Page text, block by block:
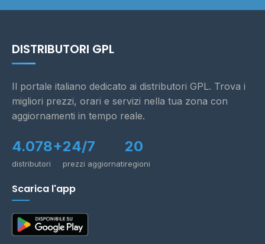
DISTRIBUTORI GPL
Il portale italiano dedicato ai distributori GPL. Trova i
migliori prezzi, orari e servizi nella tua zona con
aggiornamenti in tempo reale.
4.078+
distributori
24/7
prezzi aggiornati
20
regioni
Scarica l'app